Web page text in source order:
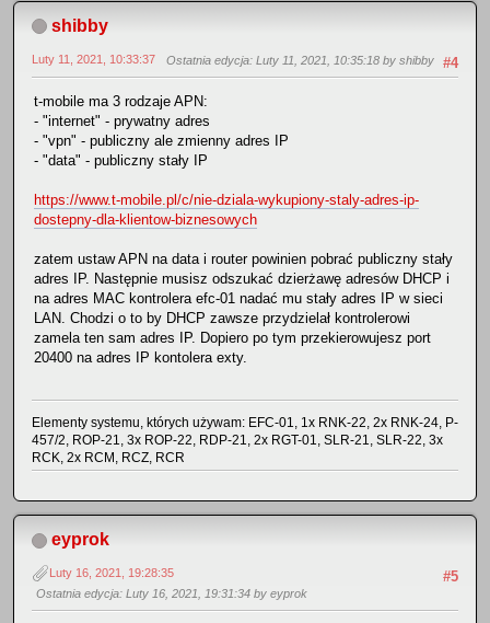
shibby
#4
Luty 11, 2021, 10:33:37 Ostatnia edycja: Luty 11, 2021, 10:35:18 by shibby
t-mobile ma 3 rodzaje APN:
- "internet" - prywatny adres
- "vpn" - publiczny ale zmienny adres IP
- "data" - publiczny stały IP
https://www.t-mobile.pl/c/nie-dziala-wykupiony-staly-adres-ip-
dostepny-dla-klientow-biznesowych
zatem ustaw APN na data i router powinien pobrać publiczny stały
adres IP. Następnie musisz odszukać dzierżawę adresów DHCP i
na adres MAC kontrolera efc-01 nadać mu stały adres IP w sieci
LAN. Chodzi o to by DHCP zawsze przydzielał kontrolerowi
zamela ten sam adres IP. Dopiero po tym przekierowujesz port
20400 na adres IP kontolera exty.
Elementy systemu, których używam: EFC-01, 1x RNK-22, 2x RNK-24, P-
457/2, ROP-21, 3x ROP-22, RDP-21, 2x RGT-01, SLR-21, SLR-22, 3x
RCK, 2x RCM, RCZ, RCR
eyprok
#5
Luty 16, 2021, 19:28:35
Ostatnia edycja: Luty 16, 2021, 19:31:34 by eyprok